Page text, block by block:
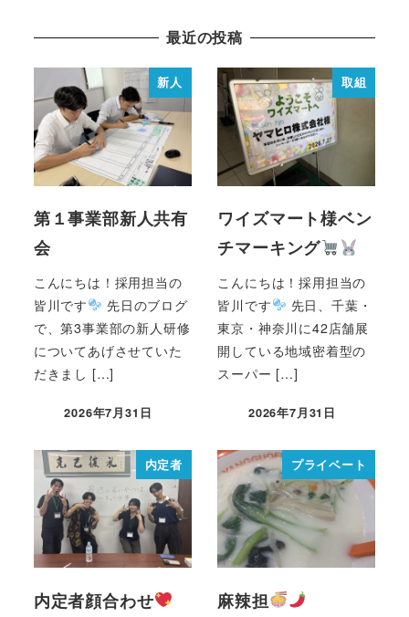
最近の投稿
新人
第１事業部新人共有
会
こんにちは！採用担当の
皆川です
先日のブログ
で、第3事業部の新人研修
についてあげさせていた
だきまし […]
2026年7月31日
取組
ワイズマート様ベン
チマーキング
こんにちは！採用担当の
皆川です
先日、千葉・
東京・神奈川に42店舗展
開している地域密着型の
スーパー […]
2026年7月31日
内定者
内定者顔合わせ
プライベート
麻辣担